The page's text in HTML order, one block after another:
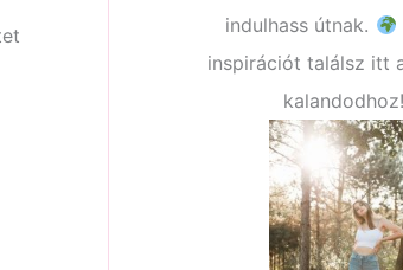
indulhass útnak.
inspirációt találsz itt
kalandodhoz!